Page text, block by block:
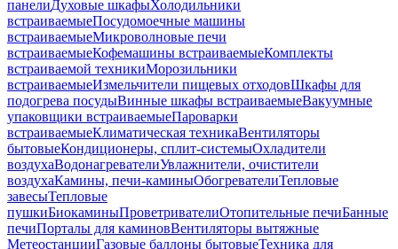
панелиДуховые шкафыХолодильники
встраиваемыеПосудомоечные машины
встраиваемыеМикроволновые печи
встраиваемыеКофемашины встраиваемыеКомплекты
встраиваемой техникиМорозильники
встраиваемыеИзмельчители пищевых отходовШкафы для
подогрева посудыВинные шкафы встраиваемыеВакуумные
упаковщики встраиваемыеПароварки
встраиваемыеКлиматическая техникаВентиляторы
бытовыеКондиционеры, сплит-системыОхладители
воздухаВодонагревателиУвлажнители, очистители
воздухаКамины, печи-каминыОбогревателиТепловые
завесыТепловые
пушкиБиокаминыПроветривателиОтопительные печиБанные
печиПорталы для каминовВентиляторы вытяжные
МетеостанцииГазовые баллоны бытовыеТехника для